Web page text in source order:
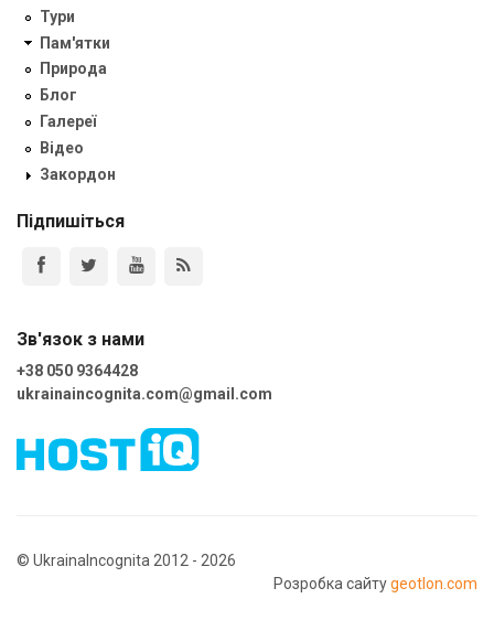
Тури
Пам'ятки
Природа
Блог
Галереї
Відео
Закордон
Підпишіться
Зв'язок з нами
+38 050 9364428
ukrainaincognita.com@gmail.com
© UkrainaIncognita 2012 - 2026
Розробка сайтуgeotlon.com